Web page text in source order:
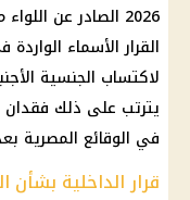
2026 الصادر عن
القرار الأسماء
لاكتساب الجنسية
يترتب على ذلك فقدان
في الوقائع المصرية بعد تحريره
قرار الداخلية